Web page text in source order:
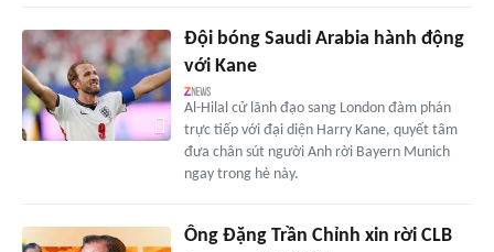
Đội bóng Saudi Arabia hành động
với Kane
Al-Hilal cử lãnh đạo sang London đàm phán
trực tiếp với đại diện Harry Kane, quyết tâm
đưa chân sút người Anh rời Bayern Munich
ngay trong hè này.
Ông Đặng Trần Chỉnh xin rời CLB